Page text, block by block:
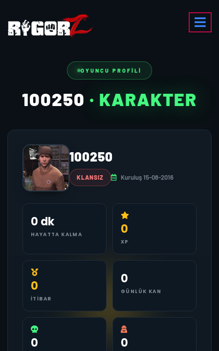
OYUNCU PROFILI
100250 · KARAKTER
100250
KLANSIZ Kuruluş 15-08-2016
0 dk
HAYATTA KALMA 0
XP
0
İTIBAR
0
GÜNLÜK KAN
0 0